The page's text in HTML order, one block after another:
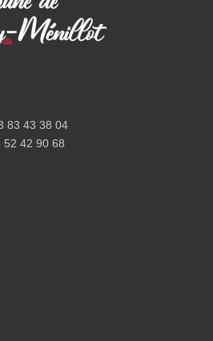
83 43 38 04
52 42 90 68